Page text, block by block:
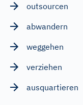
outsourcen
abwandern
weggehen
verziehen
ausquartieren